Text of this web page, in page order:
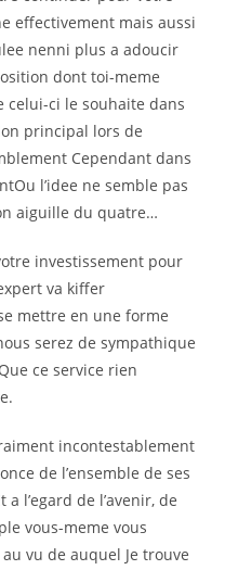
effectivement mais aussi
nenni plus a adoucir
dont toi-meme
celui-ci le souhaite dans
principal lors de
Cependant dans
l’idee ne semble pas
aiguille du quatre…
investissement pour
va kiffer
mettre en une forme
serez de sympathique
ce service rien
incontestablement
de l’ensemble de ses
l’egard de l’avenir, de
vous-meme vous
vu de auquel Je trouve